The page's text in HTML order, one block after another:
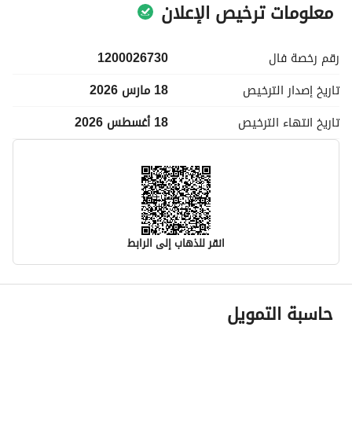
معلومات ترخيص الإعلان
رقم رخصة فال
1200026730
تاريخ إصدار الترخيص
18 مارس 2026
تاريخ انتهاء الترخيص 18 أغسطس 2026
انقر للذهاب إلى الرابط
معلومات مسؤول الإعلان
اسم المسؤول
حاسبة التمويل